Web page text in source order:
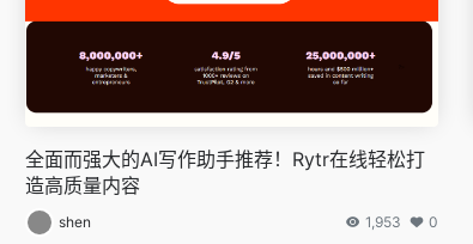
全面而强大的AI写作助手推荐！Rytr在线轻松打
造高质量内容
shen 1,953 0